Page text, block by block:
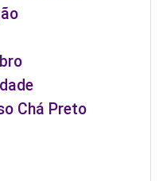
Chá Preto